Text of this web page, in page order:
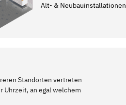
Alt- & Neubauinstallationen
Standorten vertreten
Uhrzeit, an egal welchem